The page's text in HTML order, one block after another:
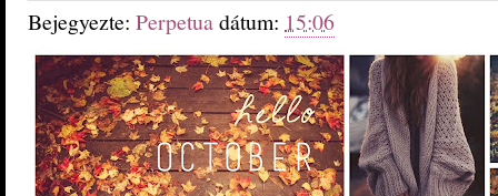
Bejegyezte: Perpetuadátum: 15:06